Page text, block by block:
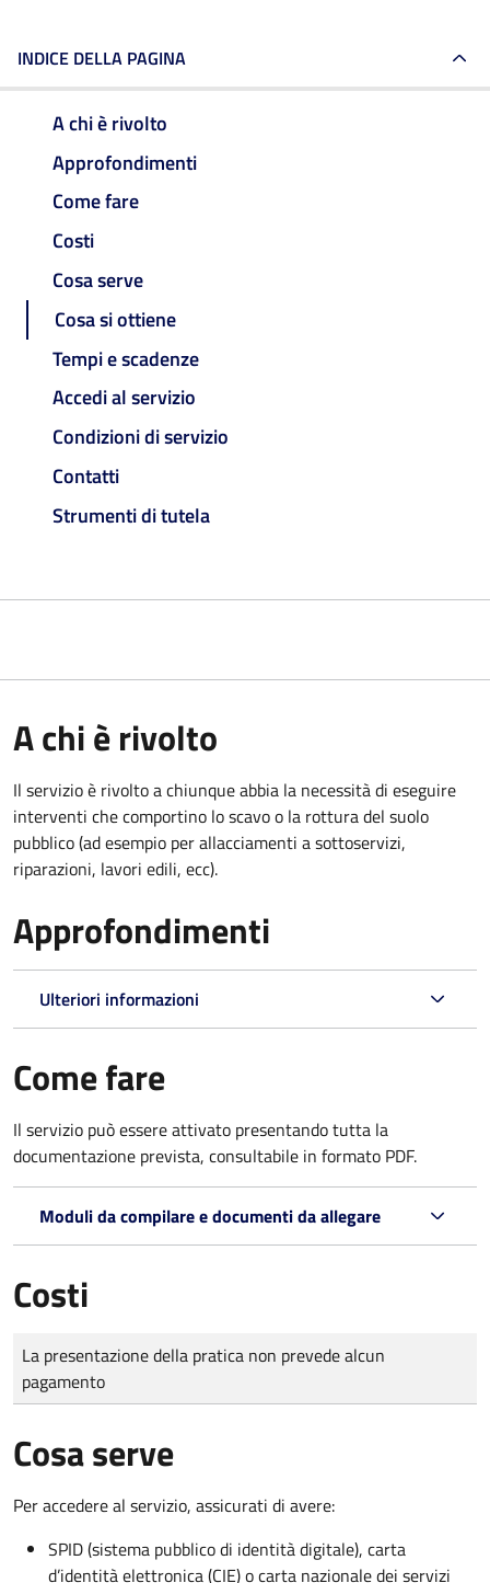
INDICE DELLA PAGINA
A chi è rivolto
Approfondimenti
Come fare
Costi
Cosa serve
Cosa si ottiene
Tempi e scadenze
Accedi al servizio
Condizioni di servizio
Contatti
Strumenti di tutela
A chi è rivolto
Il servizio è rivolto a chiunque abbia la necessità di eseguire
interventi che comportino lo scavo o la rottura del suolo
pubblico (ad esempio per allacciamenti a sottoservizi,
riparazioni, lavori edili, ecc).
Approfondimenti
Ulteriori informazioni
Come fare
Il servizio può essere attivato presentando tutta la
documentazione prevista, consultabile in formato PDF.
Moduli da compilare e documenti da allegare
Costi
Tipo di pagamento
Importo
La presentazione della pratica non prevede alcun
pagamento
Cosa serve
Per accedere al servizio, assicurati di avere:
SPID (sistema pubblico di identità digitale), carta
d’identità elettronica (CIE) o carta nazionale dei servizi